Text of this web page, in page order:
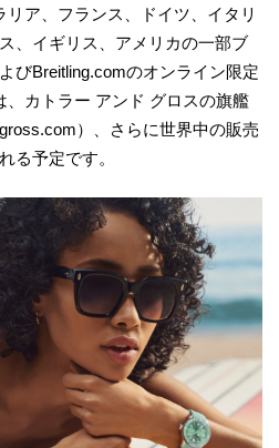
ア、フランス、ドイツ、イタリ
、イギリス、アメリカの一部ブ
びBreitling.comのオンライン限定
、カトラー アンド グロスの旗艦
）、さらに世界中の販売
る予定です。